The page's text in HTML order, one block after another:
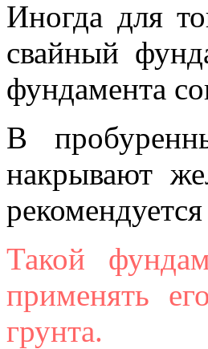
Иногда для
свайный
фундамента
В
накрывают
Такой
применять
грунта.